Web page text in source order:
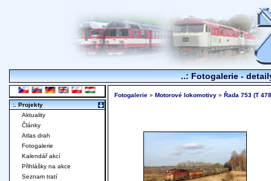
..: Fotogalerie -
Fotogalerie » Motorové lokomotivy » Řada 753 (T
:. Projekty
Aktuality
Články
Atlas drah
Fotogalerie
Kalendář akcí
Přihlášky na akce
Seznam tratí